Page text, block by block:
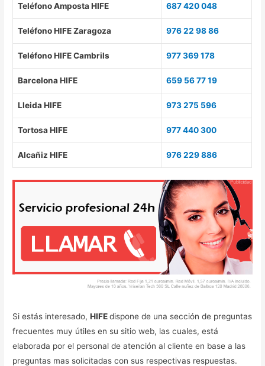
Teléfono Amposta HIFE 687 420 048
Teléfono HIFE Zaragoza 976 22 98 86
Teléfono HIFE Cambrils 977 369 178
Barcelona HIFE 659 56 77 19
Lleida HIFE 973 275 596
Tortosa HIFE 977 440 300
Alcañiz HIFE 976 229 886
Si estás interesado,HIFEdispone de una sección de preguntas
frecuentes muy útiles en su sitio web, las cuales, está
elaborada por el personal de atención al cliente en base a las
preguntas mas solicitadas con sus respectivas respuestas.